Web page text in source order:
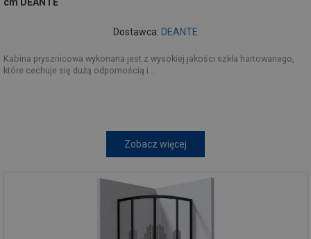
Dostawca: DEANTE
Kabina prysznicowa wykonana jest z wysokiej jakości szkła hartowanego,
które cechuje się dużą odpornością i...
Zobacz więcej